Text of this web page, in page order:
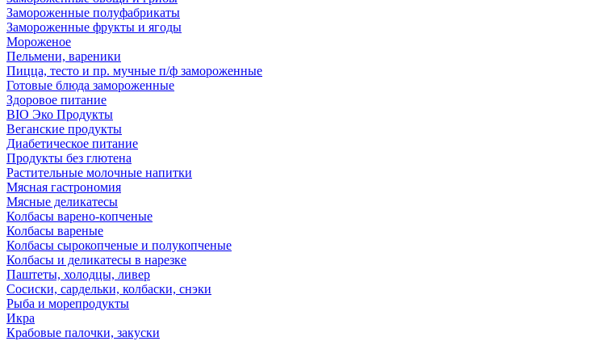
Замороженные полуфабрикаты
Замороженные фрукты и ягоды
Мороженое
Пельмени, вареники
Пицца, тесто и пр. мучные п/ф замороженные
Готовые блюда замороженные
Здоровое питание
BIO Эко Продукты
Веганские продукты
Диабетическое питание
Продукты без глютена
Растительные молочные напитки
Мясная гастрономия
Мясные деликатесы
Колбасы варено-копченые
Колбасы вареные
Колбасы сырокопченые и полукопченые
Колбасы и деликатесы в нарезке
Паштеты, холодцы, ливер
Сосиски, сардельки, колбаски, снэки
Рыба и морепродукты
Икра
Крабовые палочки, закуски